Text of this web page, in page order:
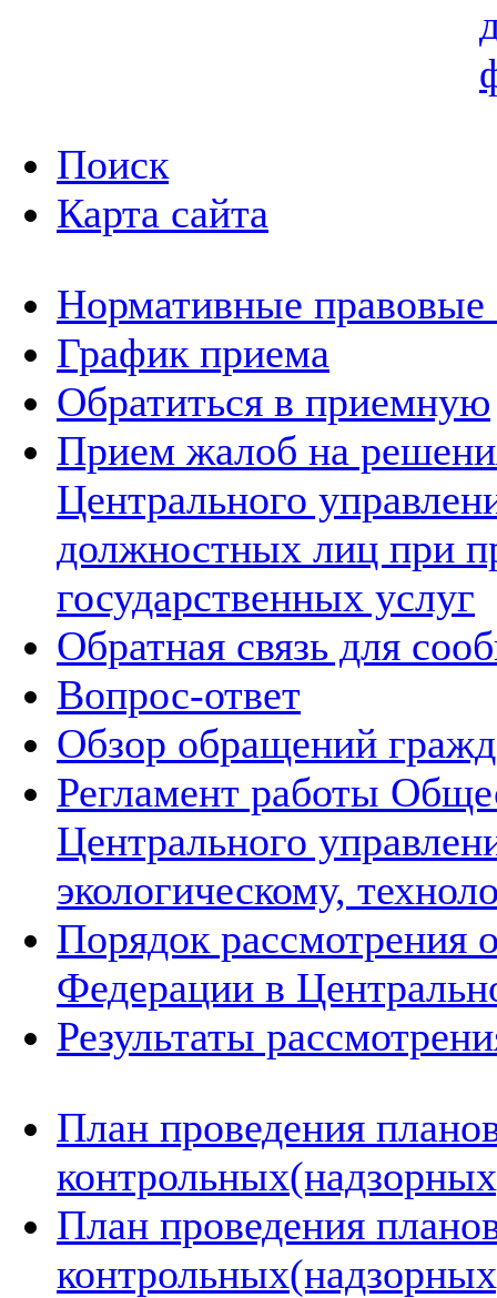
Поиск
Карта сайта
Нормативные правовые
График приема
Обратиться в приемную
Прием жалоб на
Центрального
должностных лиц при
государственных услуг
Обратная связь для
Вопрос-ответ
Обзор обращений
Регламент работы
Центрального
экологическому,
Порядок рассмотрения
Федерации в
Результаты
План проведения
План проведения